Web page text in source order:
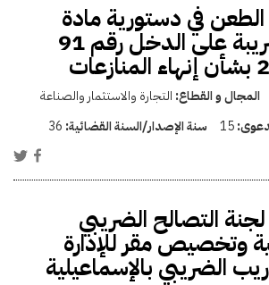
في دستورية مادة
بقانون الضريبة على الدخل رقم 91
المجال و القطاع: التجارة والاستثمار والصناعة
15 سنة الإصدار/السنة القضائية: 36
التصالح الضريبي
وتخصيص مقر للإدارة
الضريبي بالإسماعيلية